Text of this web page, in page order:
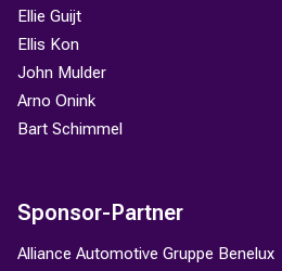
Ellie Guijt
Ellis Kon
John Mulder
Arno Onink
Bart Schimmel
Sponsor-Partner
Alliance Automotive Gruppe Benelux